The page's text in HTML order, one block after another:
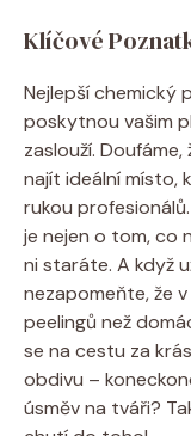
Klíčové
Nejlepší chemický
poskytnou vašim
zaslouží.
najít ideální místo,
rukou
je nejen o tom, co
ni staráte. A když
nezapomeňte, že
peelingů než
se na cestu za
obdivu –
úsměv na tváři?